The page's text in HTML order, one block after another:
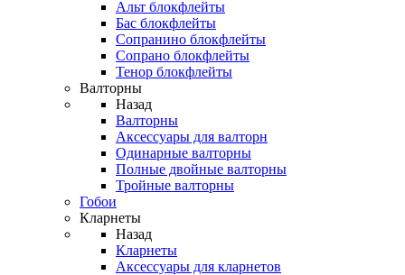
Альт блокфлейты
Бас блокфлейты
Сопранино блокфлейты
Сопрано блокфлейты
Тенор блокфлейты
Валторны
Назад
Валторны
Аксессуары для валторн
Одинарные валторны
Полные двойные валторны
Тройные валторны
Гобои
Кларнеты
Назад
Кларнеты
Аксессуары для кларнетов